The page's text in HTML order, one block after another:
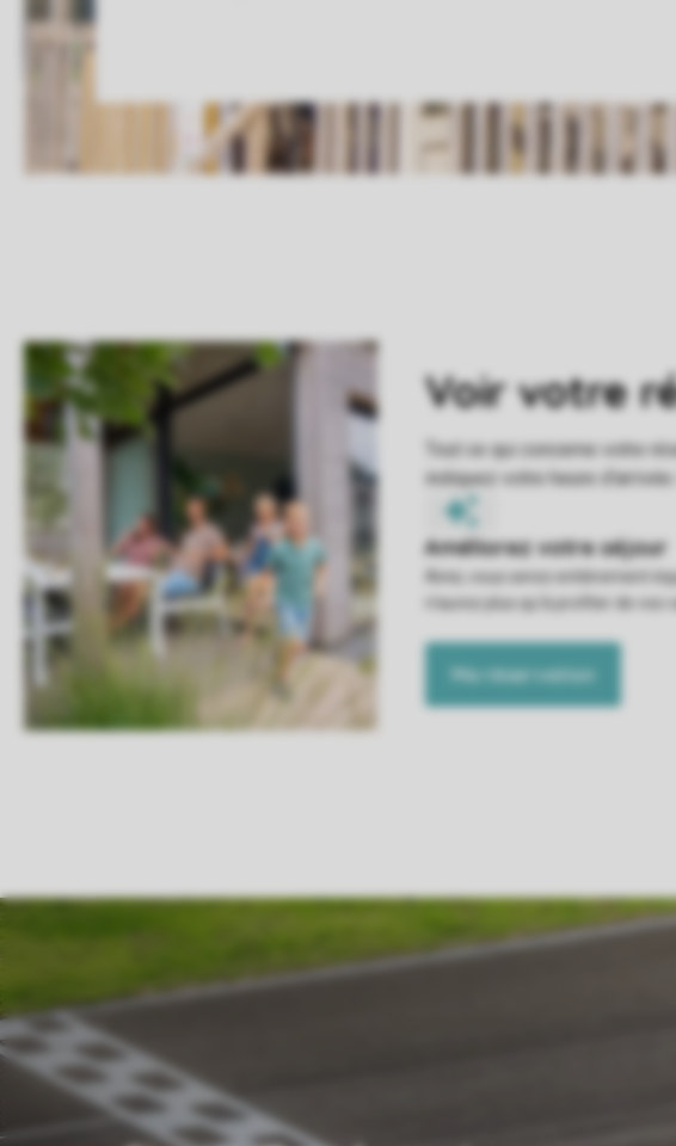
Ainsi, vous serez entièrement
n'aurez plus qu'à profiter de vos
Ma réservation